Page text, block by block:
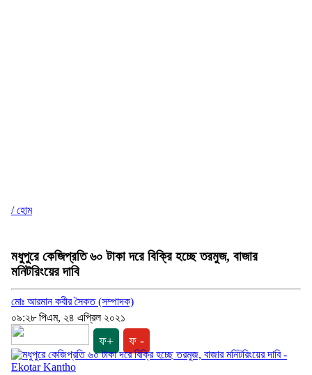
/ হোম
মধুপুরে কেজিপ্রতি ৬০ টাকা দরে বিক্রি হচ্ছে তরমুজ, বাজার
মনিটরিংয়ের দাবি
মোঃ আরমান কবীর সৈকত (সম্পাদক)
০৯:২৮ পিএম, ২৪ এপ্রিল ২০২১
ফ+ ফ -